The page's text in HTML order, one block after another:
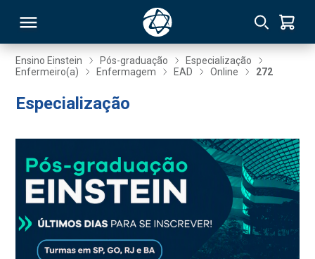
Ensino Einstein Pós-graduação
Especialização
Enfermeiro(a)
Enfermagem EAD Online 272
Especialização